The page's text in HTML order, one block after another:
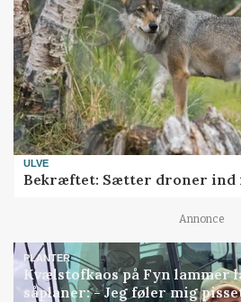
ULVE
Bekræftet: Sætter droner ind
Annonce
PLANTER
Kvælstofkaos på Fyn lammer
såplaner: - Jeg føler mig